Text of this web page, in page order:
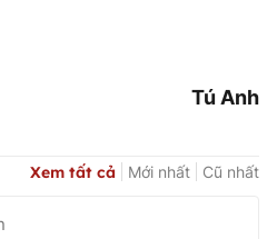
Tú Anh
Xem tất cả Mới nhất Cũ nhất